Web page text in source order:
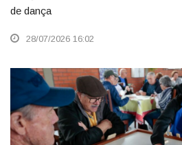
de dança
28/07/2026 16:02